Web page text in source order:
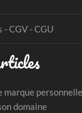
CGV - CGU
marque
domaine